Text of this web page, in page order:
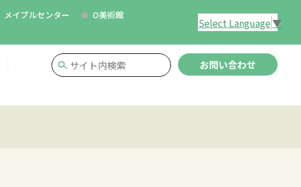
メイプルセンター
O美術館
Select Language▼
お問い合わせ